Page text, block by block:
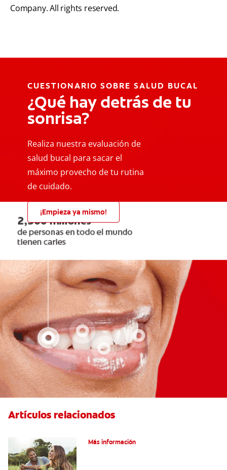
Company. All rights reserved.
CUESTIONARIO SOBRE SALUD BUCAL
¿Qué hay detrás de tu
sonrisa?
Realiza nuestra evaluación de
salud bucal para sacar el
máximo provecho de tu rutina
de cuidado.
¡Empieza ya mismo!
Artículos relacionados
Más información